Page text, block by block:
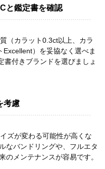
と鑑定書を確認
（カラット0.3ct以上、カラ
）を妥協なく選べま
書付きブランドを選びましょ
考慮
ズが変わる可能性が高くな
なバンドリングや、フルエタ
のメンテナンスが容易です。